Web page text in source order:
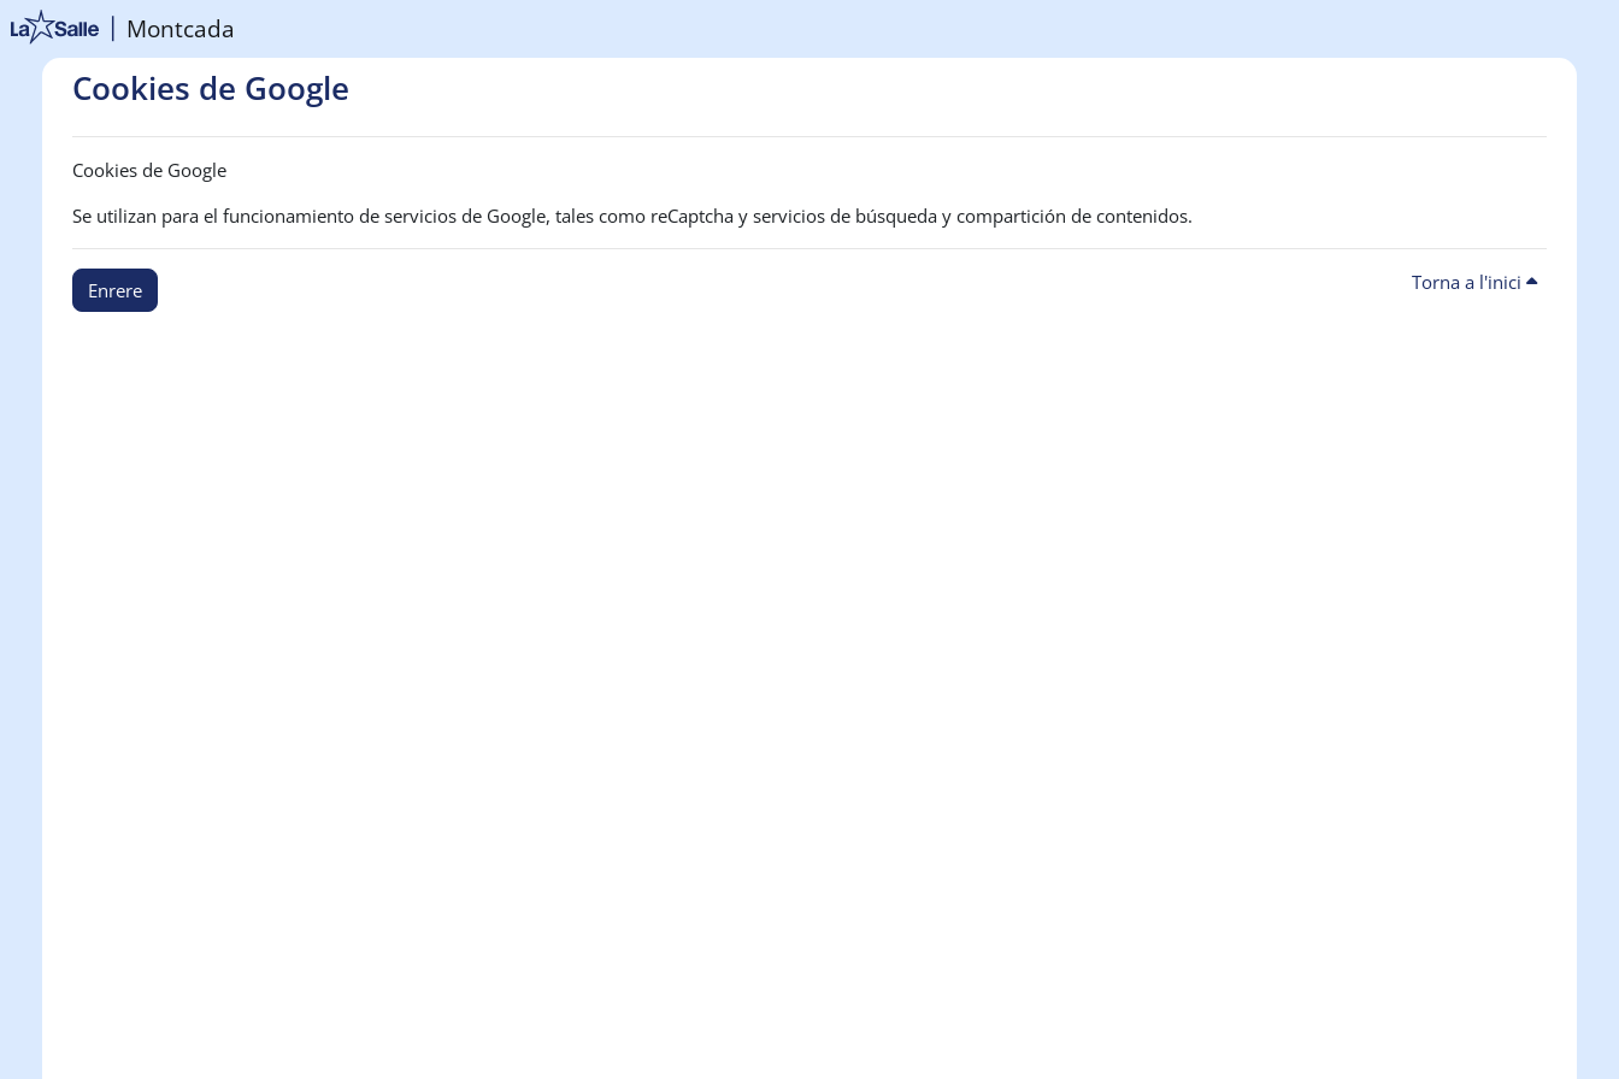
Ves al contingut principal
Montcada
Cookies de Google
Cookies de Google
Se utilizan para el funcionamiento de servicios de Google, tales como reCaptcha y servicios de búsqueda y compartición de contenidos.
Enrere Torna a l'inici